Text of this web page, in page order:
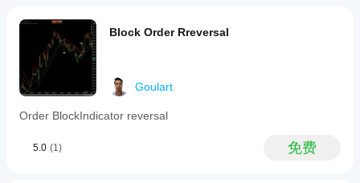
动量过滤器 - 识别市场方向
布林带宽度 - 侦测即将突破
💡 客户收益
✅ 经过验证的高性能
利润因子：10.48（回测结果）
启动
cBot，
或使用
提供的
优化文
件。
个账
户上
的表
现会
相同
吗?
表现
因经
Block Order Rreversal
Goulart
Order BlockIndicator reversal
5.0 (1) 免费